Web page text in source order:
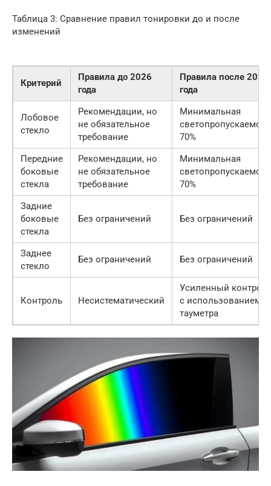
Таблица 3: Сравнение правил тонировки до и после
изменений
Критерий
Правила до 2026
года
Правила после 2026
года
Лобовое
стекло
Рекомендации, но
не обязательное
требование
Минимальная
70%
Передние
боковые
стекла
Рекомендации, но
не обязательное
требование
Минимальная
70%
Задние
боковые
стекла
Без ограничений Без ограничений
Заднее
стекло
Без ограничений Без ограничений
Контроль Несистематический
Усиленный
с использованием
тауметра